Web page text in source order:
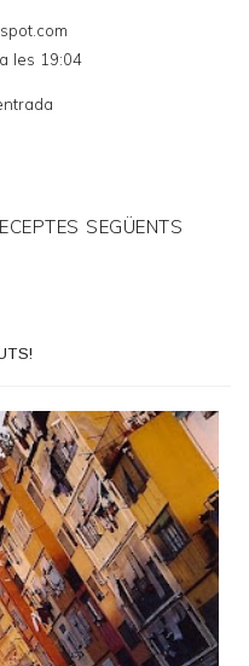
les 19:04
SEGÜENTS